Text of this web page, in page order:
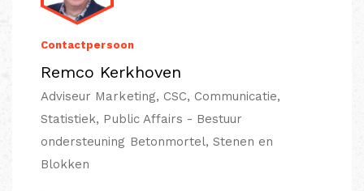
Contactpersoon
Remco Kerkhoven
Adviseur Marketing, CSC, Communicatie,
Statistiek, Public Affairs - Bestuur
ondersteuning Betonmortel, Stenen en
Blokken